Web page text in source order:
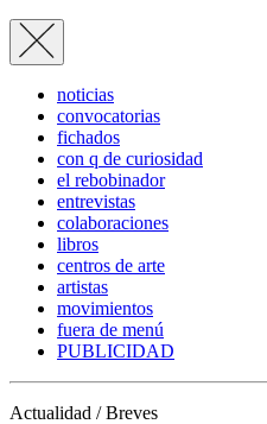
noticias
convocatorias
fichados
con q de curiosidad
el rebobinador
entrevistas
colaboraciones
libros
centros de arte
artistas
movimientos
fuera de menú
PUBLICIDAD
Actualidad / Breves